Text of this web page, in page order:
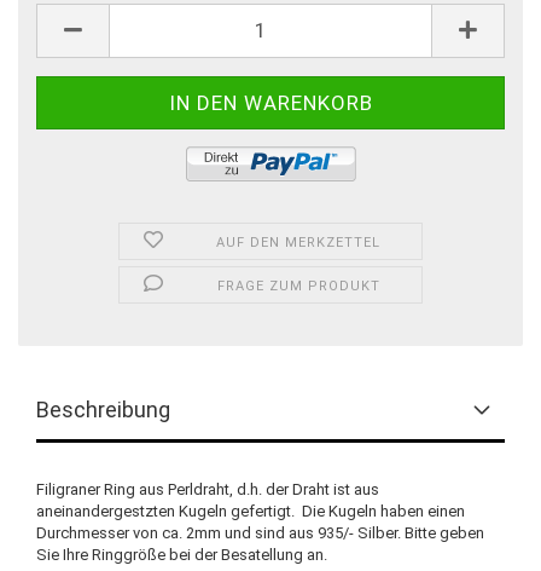
AUF DEN MERKZETTEL
FRAGE ZUM PRODUKT
Beschreibung
Filigraner Ring aus Perldraht, d.h. der Draht ist aus
aneinandergestzten Kugeln gefertigt. Die Kugeln haben einen
Durchmesser von ca. 2mm und sind aus 935/- Silber. Bitte geben
Sie Ihre Ringgröße bei der Besatellung an.